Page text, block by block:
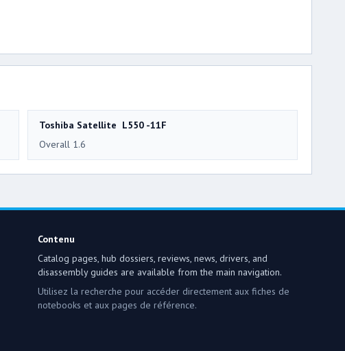
Toshiba Satellite L550 -11F
Overall 1.6
Contenu
Catalog pages, hub dossiers, reviews, news, drivers, and
disassembly guides are available from the main navigation.
Utilisez la recherche pour accéder directement aux fiches de
notebooks et aux pages de référence.